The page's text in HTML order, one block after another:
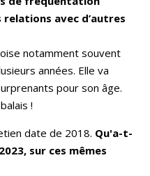
avec d’autres
notamment souvent
années. Elle va
pour son âge.
!
date de 2018. Qu'a-t-
sur ces mêmes